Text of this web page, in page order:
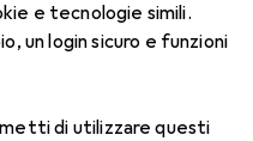
e tecnologie simili.
un login sicuro e funzioni
di utilizzare questi